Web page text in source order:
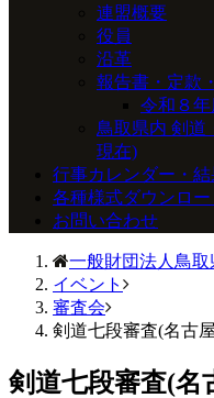
連盟概要
役員
沿革
報告書・定款
令和８
鳥取県内 剣道
現在)
行事カレンダー・結
各種様式ダウンロー
お問い合わせ
一般財団法人鳥取
イベント
審査会
剣道七段審査(名古
剣道七段審査(名